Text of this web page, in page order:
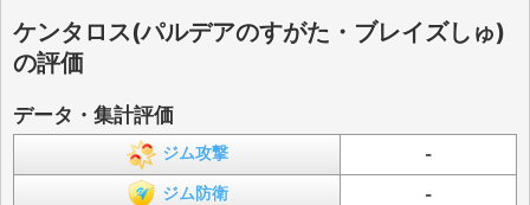
ケンタロス(パルデアのすがた・ブレイズしゅ)
の評価
データ・集計評価
ジム攻撃 -
ジム防衛 -